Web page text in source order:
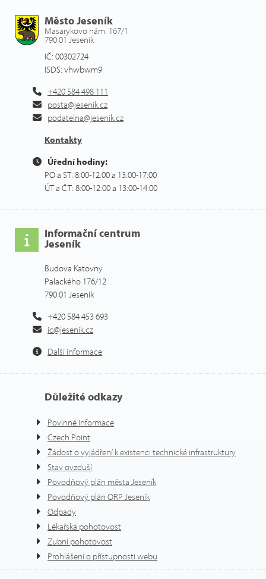
Město Jeseník
Masarykovo nám. 167/1
790 01 Jeseník
IČ: 00302724
ISDS: vhwbwm9
+420 584 498 111
posta@jesenik.cz
podatelna@jesenik.cz
Kontakty
Úřední hodiny:
PO a ST: 8:00-12:00 a 13:00-17:00
ÚT a ČT: 8:00-12:00 a 13:00-14:00
Informační centrum
Jeseník
Budova Katovny
Palackého 176/12
790 01 Jeseník
+420 584 453 693
ic@jesenik.cz
Další informace
Důležité odkazy
Povinné informace
Czech Point
Žádost o vyjádření k existenci technické infrastruktury
Stav ovzduší
Povodňový plán města Jeseník
Povodňový plán ORP Jeseník
Odpady
Lékařská pohotovost
Zubní pohotovost
Prohlášení o přístupnosti webu